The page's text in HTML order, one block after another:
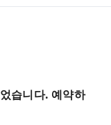
습니다. 예약하